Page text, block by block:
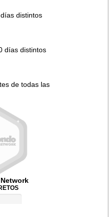
distintos
días distintos
de todas las